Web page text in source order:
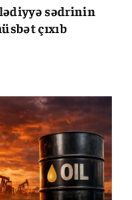
sədrinin
çıxıb